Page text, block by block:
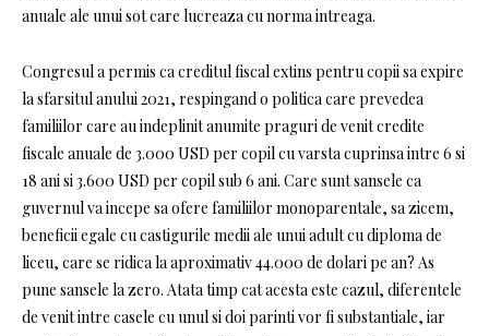
anuale ale unui sot care lucreaza cu norma intreaga.
Congresul a permis ca creditul fiscal extins pentru copii sa expire
la sfarsitul anului 2021, respingand o politica care prevedea
familiilor care au indeplinit anumite praguri de venit credite
fiscale anuale de 3.000 USD per copil cu varsta cuprinsa intre 6 si
18 ani si 3.600 USD per copil sub 6 ani. Care sunt sansele ca
guvernul va incepe sa ofere familiilor monoparentale, sa zicem,
beneficii egale cu castigurile medii ale unui adult cu diploma de
liceu, care se ridica la aproximativ 44.000 de dolari pe an? As
pune sansele la zero. Atata timp cat acesta este cazul, diferentele
de venit intre casele cu unul si doi parinti vor fi substantiale, iar